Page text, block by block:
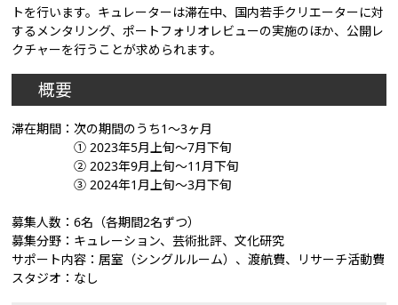
トを行います。キュレーターは滞在中、国内若手クリエーターに対
するメンタリング、ポートフォリオレビューの実施のほか、公開レ
クチャーを行うことが求められます。
概要
滞在期間：次の期間のうち1～3ヶ月
① 2023年5月上旬～7月下旬
② 2023年9月上旬～11月下旬
③ 2024年1月上旬～3月下旬
募集人数：6名（各期間2名ずつ）
募集分野：キュレーション、芸術批評、文化研究
サポート内容：居室（シングルルーム）、渡航費、リサーチ活動費
スタジオ：なし